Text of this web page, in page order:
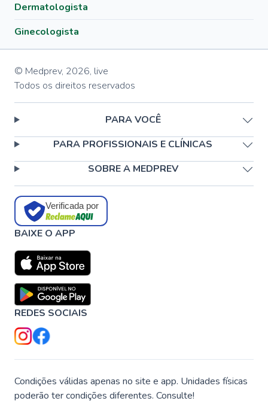
Dermatologista
Ginecologista
© Medprev, 2026, live
Todos os direitos reservados
PARA VOCÊ
PARA PROFISSIONAIS E CLÍNICAS
SOBRE A MEDPREV
Verificada por
BAIXE O APP
REDES SOCIAIS
Condições válidas apenas no site e app. Unidades físicas
poderão ter condições diferentes. Consulte!